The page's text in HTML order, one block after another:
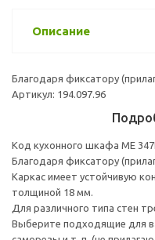
Описание
Благодаря фиксатору
Артикул: 194.097.96
Код кухонного шкафа ME
Благодаря фиксатору
Каркас имеет устойчивую
толщиной 18 мм.
Для различного типа стен
Выберите подходящие для